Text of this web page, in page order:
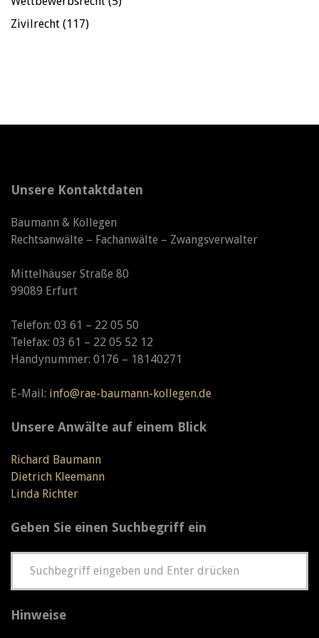
Zivilrecht (117)
Unsere Kontaktdaten
Baumann & Kollegen
Rechtsanwälte – Fachanwälte – Zwangsverwalter
Mittelhäuser Straße 80
99089 Erfurt
Telefon: 03 61 – 22 05 50
Telefax: 03 61 – 22 05 52 12
Handynummer: 0176 – 18140271
E-Mail: info@rae-baumann-kollegen.de
Unsere Anwälte auf einem Blick
Richard Baumann
Dietrich Kleemann
Linda Richter
Geben Sie einen Suchbegriff ein
Hinweise